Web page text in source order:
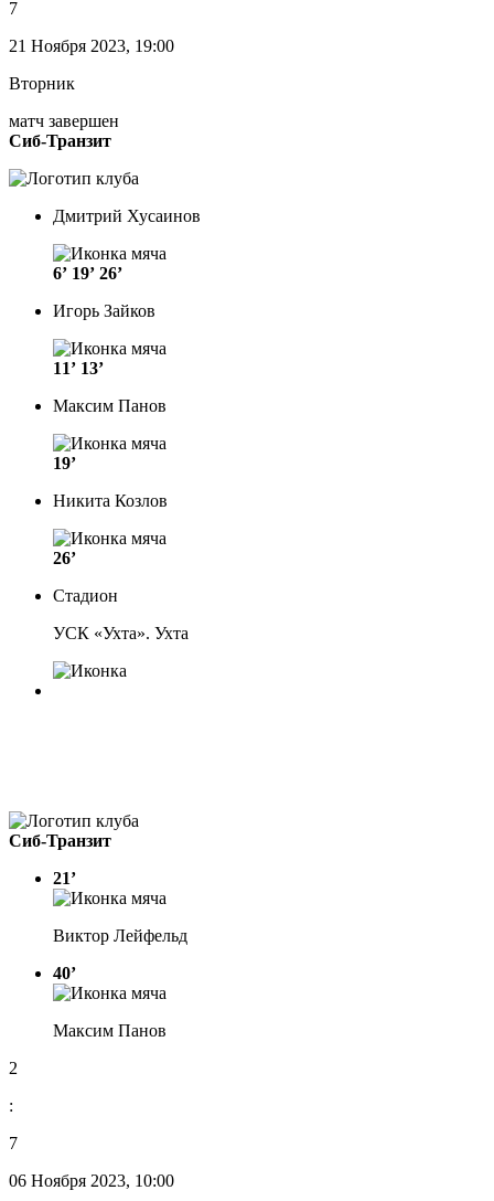
7
21 Ноября 2023, 19:00
Вторник
матч завершен
Сиб-Транзит
Дмитрий Хусаинов
6’ 19’ 26’
Игорь Зайков
11’ 13’
Максим Панов
19’
Никита Козлов
26’
Стадион
УСК «Ухта». Ухта
Сиб-Транзит
21’
Виктор Лейфельд
40’
Максим Панов
2
:
7
06 Ноября 2023, 10:00